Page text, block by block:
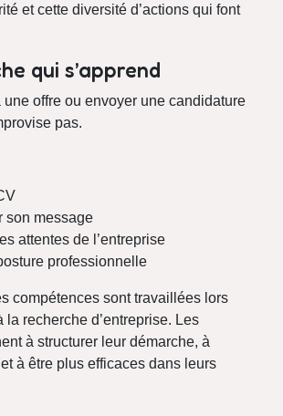
et cette diversité d’actions qui font
qui s’apprend
offre ou envoyer une candidature
pas.
son message
attentes de l’entreprise
professionnelle
compétences sont travaillées lors
la recherche d’entreprise. Les
à structurer leur démarche, à
à être plus efficaces dans leurs